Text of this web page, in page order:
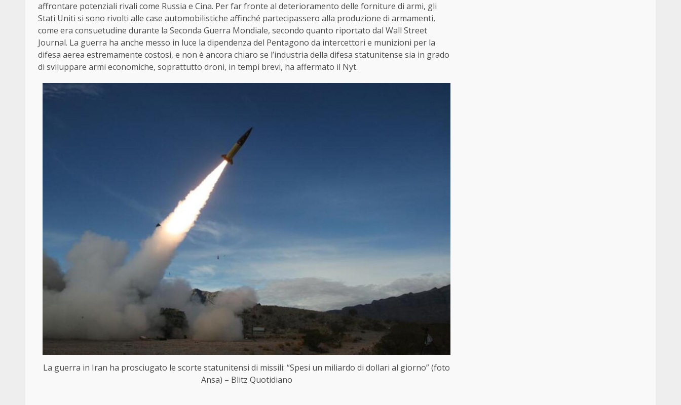
affrontare potenziali rivali come Russia e Cina. Per far fronte al deterioramento delle forniture di armi, gli
Stati Uniti si sono rivolti alle case automobilistiche affinché partecipassero alla produzione di armamenti,
come era consuetudine durante la Seconda Guerra Mondiale, secondo quanto riportato dal Wall Street
Journal. La guerra ha anche messo in luce la dipendenza del Pentagono da intercettori e munizioni per la
difesa aerea estremamente costosi, e non è ancora chiaro se l’industria della difesa statunitense sia in grado
di sviluppare armi economiche, soprattutto droni, in tempi brevi, ha affermato il Nyt.
La guerra in Iran ha prosciugato le scorte statunitensi di missili: “Spesi un miliardo di dollari al giorno” (foto
Ansa) – Blitz Quotidiano